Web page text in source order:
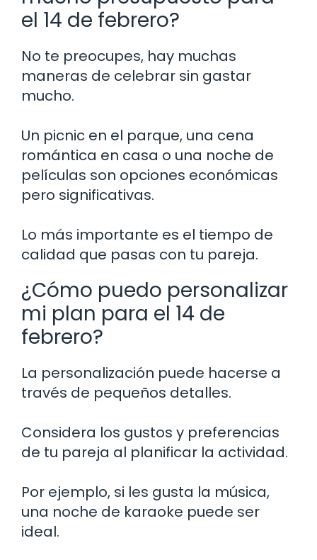
el 14 de febrero?
No te preocupes, hay muchas
maneras de celebrar sin gastar
mucho.
Un picnic en el parque, una cena
romántica en casa o una noche de
películas son opciones económicas
pero significativas.
Lo más importante es el tiempo de
calidad que pasas con tu pareja.
¿Cómo puedo personalizar
mi plan para el 14 de
febrero?
La personalización puede hacerse a
través de pequeños detalles.
Considera los gustos y preferencias
de tu pareja al planificar la actividad.
Por ejemplo, si les gusta la música,
una noche de karaoke puede ser
ideal.